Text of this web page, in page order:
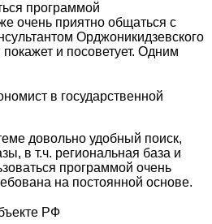
программой
очень приятно общаться с
Орджоникидзевского
и посоветует. Одним
в государственной
довольно удобный поиск,
в т.ч. региональная база и
программой очень
на постоянной основе.
РФ